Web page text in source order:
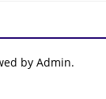
by Admin.